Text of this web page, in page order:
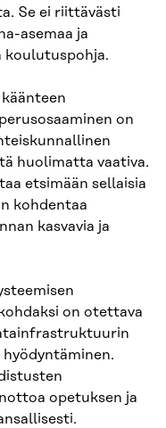
Se ei riittävästi
asemaa ja
koulutuspohja.
on
huolimatta vaativa.
etsimään sellaisia
kohdentaa
kasvavia ja
on otettava
opetuksen ja